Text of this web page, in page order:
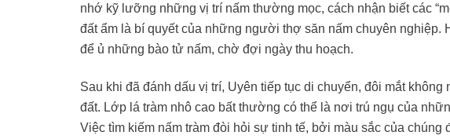
nhớ kỹ lưỡng những vị trí nấm thường mọc, cách nhận biết các
đất ẩm là bí quyết của những người thợ săn nấm chuyên
để ủ những bào tử nấm, chờ đợi ngày thu hoạch.
Sau khi đã đánh dấu vị trí, Uyên tiếp tục di chuyển, đôi mắt
đất. Lớp lá tràm nhô cao bất thường có thể là nơi trú ngụ của
Việc tìm kiếm nấm tràm đòi hỏi sự tinh tế, bởi màu sắc của